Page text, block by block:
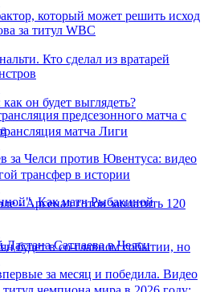
который может решить исход
за титул WBC
Кто сделал из вратарей
он будет выглядеть?
матча Лиги
трансфер в истории
- Арсенал готов заплатить 120
будет в со-главном событии, но
предсезонного матча с
за Челси против Ювентуса: видео
Как матч Рыбакиной
Дастана Сатпаева в Челси
за месяц и победила. Видео